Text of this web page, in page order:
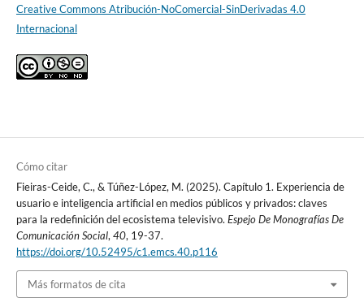
Creative Commons Atribución-NoComercial-SinDerivadas 4.0
Internacional
Cómo citar
Fieiras-Ceide, C., & Túñez-López, M. (2025). Capítulo 1. Experiencia de
usuario e inteligencia artificial en medios públicos y privados: claves
para la redefinición del ecosistema televisivo. Espejo De Monografías De
Comunicación Social, 40, 19-37.
https://doi.org/10.52495/c1.emcs.40.p116
Más formatos de cita